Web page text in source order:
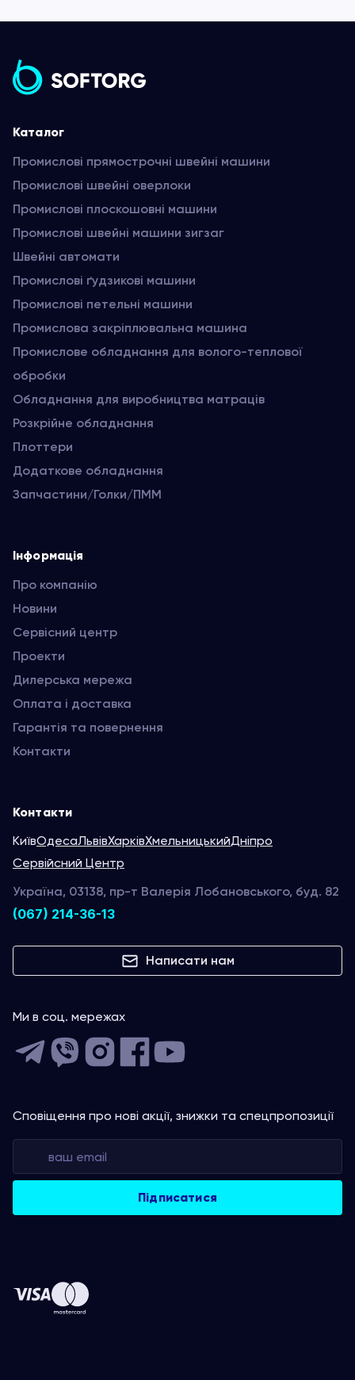
Каталог
Промислові прямострочні швейні машини
Промислові швейні оверлоки
Промислові плоскошовні машини
Промислові швейні машини зигзаг
Швейні автомати
Промислові ґудзикові машини
Промислові петельні машини
Промислова закріплювальна машина
Промислове обладнання для волого-теплової
обробки
Обладнання для виробництва матраців
Розкрійне обладнання
Плоттери
Додаткове обладнання
Запчастини/Голки/ПММ
Інформація
Про компанію
Новини
Сервісний центр
Проекти
Дилерська мережа
Оплата і доставка
Гарантія та повернення
Контакти
Контакти
КиївОдесаЛьвівХарківХмельницькийДніпро
Сервійсний Центр
Україна, 03138, пр-т Валерія Лобановського, буд. 82
(067) 214-36-13
Написати нам
Ми в соц. мережах
Сповіщення про нові акції, знижки та спецпропозиції